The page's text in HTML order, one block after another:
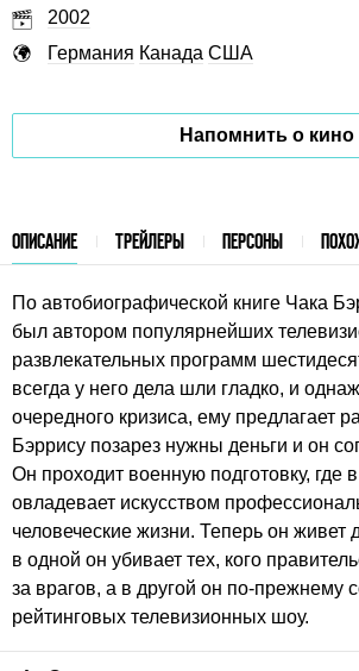
2002
Германия Канада США
Напомнить о кино
ОПИСАНИЕ ТРЕЙЛЕРЫ ПЕРСОНЫ
По автобиографической книге Чака
был автором популярнейших
развлекательных программ
всегда у него дела шли гладко, и
очередного кризиса, ему предлагает
Бэррису позарез нужны деньги и он
Он проходит военную подготовку, где
овладевает искусством
человеческие жизни. Теперь он живет
в одной он убивает тех, кого
за врагов, а в другой он по-прежнему
рейтинговых телевизионных шоу.